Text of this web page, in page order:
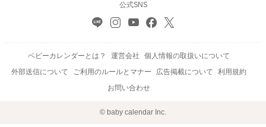
公式SNS
ベビーカレンダーとは？ 運営会社
個人情報の取扱いについて
外部送信について
ご利用のルールとマナー 広告掲載について
利用規約
お問い合わせ
© baby calendar Inc.